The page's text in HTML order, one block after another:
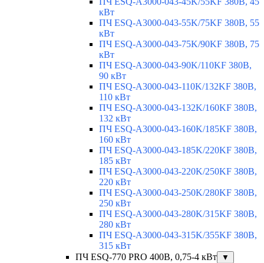
кВт
ПЧ ESQ-A3000-043-55K/75KF 380В, 55
кВт
ПЧ ESQ-A3000-043-75K/90KF 380В, 75
кВт
ПЧ ESQ-A3000-043-90K/110KF 380В,
90 кВт
ПЧ ESQ-A3000-043-110K/132KF 380В,
110 кВт
ПЧ ESQ-A3000-043-132K/160KF 380В,
132 кВт
ПЧ ESQ-A3000-043-160K/185KF 380В,
160 кВт
ПЧ ESQ-A3000-043-185K/220KF 380В,
185 кВт
ПЧ ESQ-A3000-043-220K/250KF 380В,
220 кВт
ПЧ ESQ-A3000-043-250K/280KF 380В,
250 кВт
ПЧ ESQ-A3000-043-280K/315KF 380В,
280 кВт
ПЧ ESQ-A3000-043-315K/355KF 380В,
315 кВт
ПЧ ESQ-770 PRO 400В, 0,75-4 кВт
▼